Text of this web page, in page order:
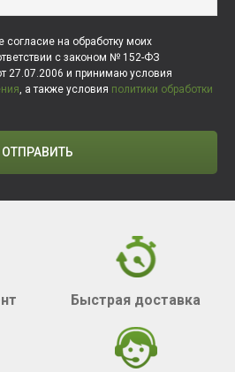
на обработку моих
с законом № 152-ФЗ
27.07.2006 и принимаю условия
, а также условия политики обработки
ОТПРАВИТЬ
Быстрая доставка